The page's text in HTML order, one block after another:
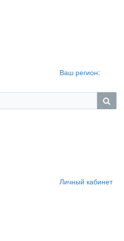
Ваш регион:
Личный кабинет